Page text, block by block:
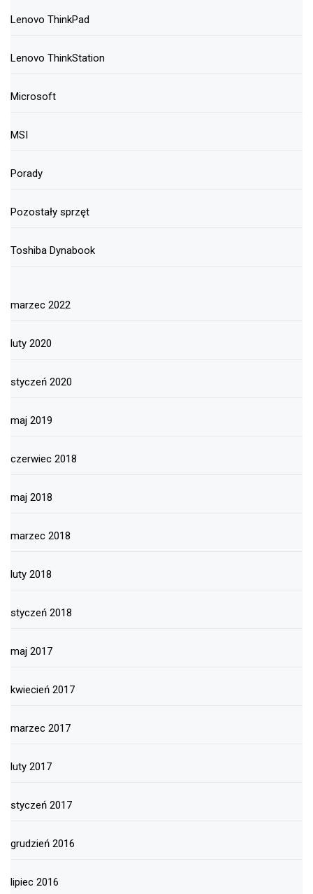
Lenovo ThinkPad
Lenovo ThinkStation
Microsoft
MSI
Porady
Pozostały sprzęt
Toshiba Dynabook
marzec 2022
luty 2020
styczeń 2020
maj 2019
czerwiec 2018
maj 2018
marzec 2018
luty 2018
styczeń 2018
maj 2017
kwiecień 2017
marzec 2017
luty 2017
styczeń 2017
grudzień 2016
lipiec 2016